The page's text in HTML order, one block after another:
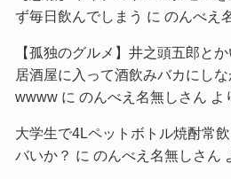
ず毎日飲んでしまう に のんべえ
【孤独のグルメ】井之頭五郎と
居酒屋に入って酒飲みバカにし
wwwwに のんべえ名無しさん よ
大学生で4Lペットボトル焼酎常
バいか？ に のんべえ名無しさん